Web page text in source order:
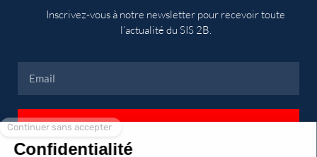
Inscrivez-vous à notre newsletter pour recevoir toute
l’actualité du SIS 2B.
Envoyer